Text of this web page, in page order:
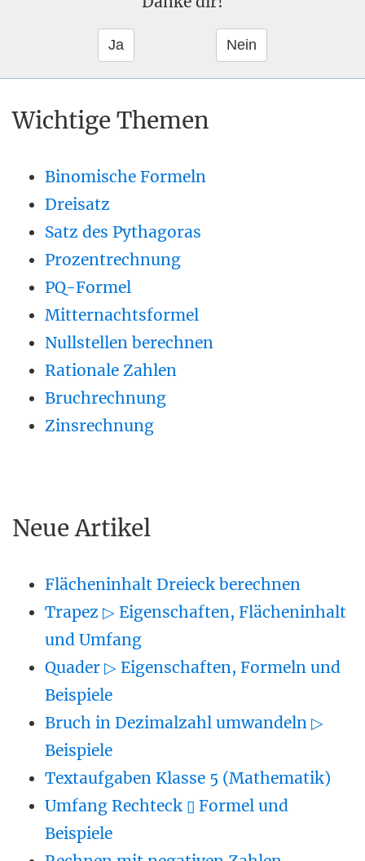
Wichtige Themen
Binomische Formeln
Dreisatz
Satz des Pythagoras
Prozentrechnung
PQ-Formel
Mitternachtsformel
Nullstellen berechnen
Rationale Zahlen
Bruchrechnung
Zinsrechnung
Neue Artikel
Flächeninhalt Dreieck berechnen
Trapez ▷ Eigenschaften, Flächeninhalt
und Umfang
Quader ▷ Eigenschaften, Formeln und
Beispiele
Bruch in Dezimalzahl umwandeln ▷
Beispiele
Textaufgaben Klasse 5 (Mathematik)
Umfang Rechteck ▯ Formel und
Beispiele